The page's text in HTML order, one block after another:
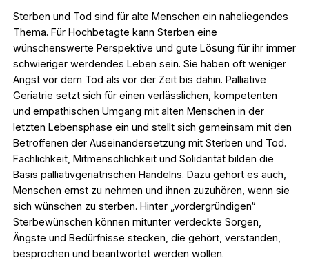
Sterben und Tod sind für alte Menschen ein naheliegendes
Thema. Für Hochbetagte kann Sterben eine
wünschenswerte Perspektive und gute Lösung für ihr immer
schwieriger werdendes Leben sein. Sie haben oft weniger
Angst vor dem Tod als vor der Zeit bis dahin. Palliative
Geriatrie setzt sich für einen verlässlichen, kompetenten
und empathischen Umgang mit alten Menschen in der
letzten Lebensphase ein und stellt sich gemeinsam mit den
Betroffenen der Auseinandersetzung mit Sterben und Tod.
Fachlichkeit, Mitmenschlichkeit und Solidarität bilden die
Basis palliativgeriatrischen Handelns. Dazu gehört es auch,
Menschen ernst zu nehmen und ihnen zuzuhören, wenn sie
sich wünschen zu sterben. Hinter „vordergründigen“
Sterbewünschen können mitunter verdeckte Sorgen,
Ängste und Bedürfnisse stecken, die gehört, verstanden,
besprochen und beantwortet werden wollen.